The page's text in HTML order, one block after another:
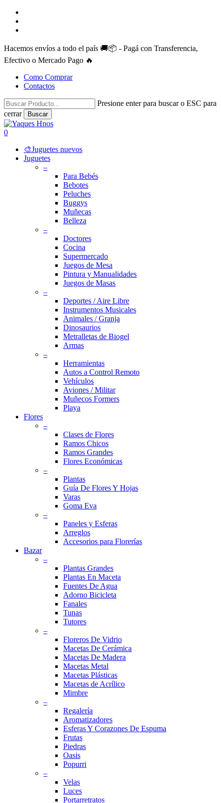
Skip
main
Hacemos envíos a todo el país 🚚📦 - Pagá con Transferencia,
Efectivo o Mercado Pago 🔥
Como Comprar
Contactos
Presione enter para buscar o ESC para
cerrar
Buscar
Close
Search
search
account
0
🎨Juguetes nuevos
Juguetes
–
Para Bebés
Bebotes
Peluches
Buggys
Muñecas
Belleza
–
Doctores
Cocina
Supermercado
Juegos de Mesa
Pintura y Manualidades
Juegos de Masas
–
Deportes / Aire Libre
Instrumentos Musicales
Animales / Granja
Dinosaurios
Metralletas de Biogel
Armas
–
Herramientas
Autos a Control Remoto
Vehículos
Aviones / Militar
Muñecos Formers
Playa
Flores
–
Clases de Flores
Ramos Chicos
Ramos Grandes
Flores Económicas
–
Plantas
Guía De Flores Y Hojas
Varas
Goma Eva
–
Paneles y Esferas
Arreglos
Accesorios para Florerías
Bazar
–
Plantas Grandes
Plantas En Maceta
Fuentes De Agua
Adorno Bicicleta
Fanales
Tunas
Tutores
–
Floreros De Vidrio
Macetas De Cerámica
Macetas De Madera
Macetas Metal
Macetas Plásticas
Macetas de Acrílico
Mimbre
–
Regalería
Aromatizadores
Esferas Y Corazones De Espuma
Frutas
Piedras
Oasis
Popurri
–
Velas
Luces
Portarretratos